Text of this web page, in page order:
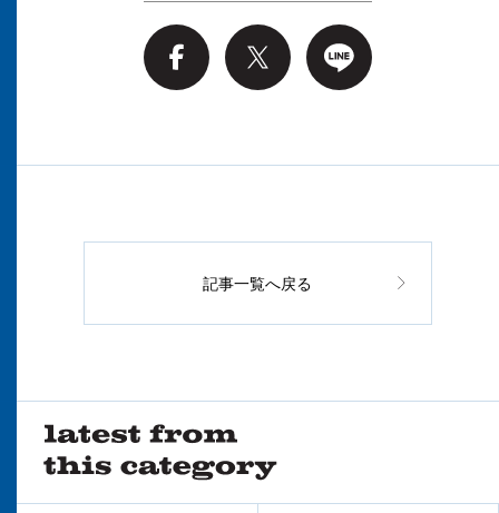
記事一覧へ戻る